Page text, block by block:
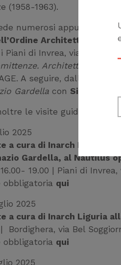
(1958-1963).
numerosi appuntamenti
Architetti PPC di
Piani di Invrea, via delle
Architetti e
A seguire, dalle 21 alle
Gardella con Simona
le visite guidate in
2025
a cura di Inarch Liguria ai
Gardella, al Nautilus
16.00- 19.00 | Piani di
obbligatoria qui
2025
a cura di Inarch Liguria
| Bordighera, via Bel
obbligatoria qui
2025